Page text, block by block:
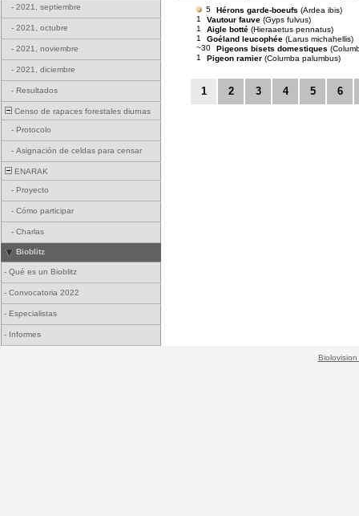
- 2021, septiembre
- 2021, octubre
- 2021, noviembre
- 2021, diciembre
- Resultados
Censo de rapaces forestales diurnas
- Protocolo
- Asignación de celdas para censar
ENARAK
- Proyecto
- Cómo participar
- Charlas
Bioblitz
- Qué es un Bioblitz
- Convocatoria 2022
- Especialistas
- Informes
5
Hérons garde-boeufs (Ardea ibis)
1
Vautour fauve (Gyps fulvus)
1
Aigle botté (Hieraaetus pennatus)
1
Goéland leucophée (Larus michahellis)
~30
Pigeons bisets domestiques
1
Pigeon ramier (Columba palumbus)
1 2 3 4 5 6
Biolovision